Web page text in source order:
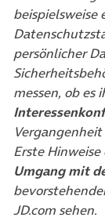
beispielsweise
persönlicher
messen, ob es
Erste
Umgang mit
JD.com sehen.